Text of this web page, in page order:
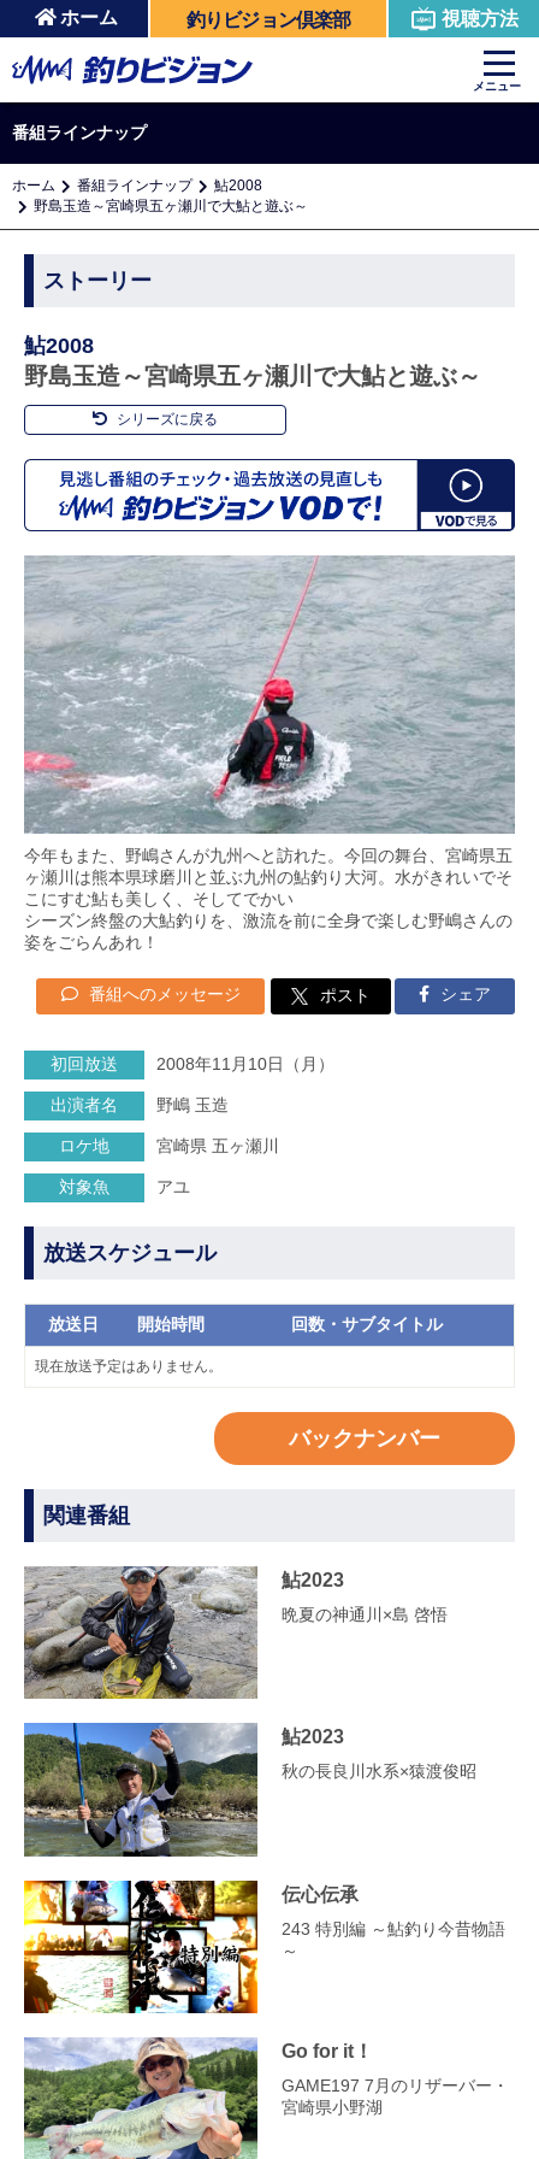
ホーム 釣りビジョン倶楽部 視聴方法
メニュー
番組ラインナップ
ホーム 番組ラインナップ
鮎2008
野島玉造～宮崎県五ヶ瀬川で大鮎と遊ぶ～
ストーリー
鮎2008
野島玉造～宮崎県五ヶ瀬川で大鮎と遊ぶ～
シリーズに戻る
今年もまた、野嶋さんが九州へと訪れた。今回の舞台、宮崎県五
ヶ瀬川は熊本県球磨川と並ぶ九州の鮎釣り大河。水がきれいでそ
こにすむ鮎も美しく、そしてでかい
シーズン終盤の大鮎釣りを、激流を前に全身で楽しむ野嶋さんの
姿をごらんあれ！
番組へのメッセージ ポスト シェア
初回放送 2008年11月10日（月）
出演者名 野嶋 玉造
ロケ地 宮崎県 五ヶ瀬川
対象魚 アユ
放送スケジュール
放送日 開始時間 回数・サブタイトル
現在放送予定はありません。
バックナンバー
関連番組
鮎2023
晩夏の神通川×島 啓悟
鮎2023
秋の長良川水系×猿渡俊昭
伝心伝承
243 特別編 ～鮎釣り今昔物語
～
Go for it！
GAME197 7月のリザーバー・
宮崎県小野湖